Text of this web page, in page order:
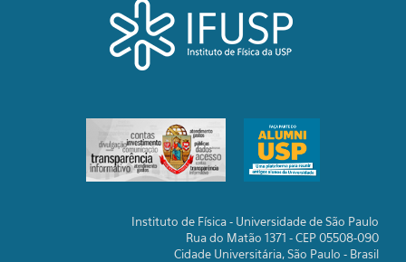
Instituto de Física - Universidade de São Paulo
Rua do Matão 1371 - CEP 05508-090
Cidade Universitária, São Paulo - Brasil